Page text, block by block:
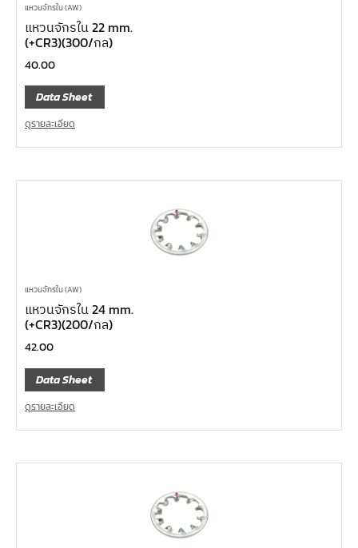
แหวนจักรใน (AW)
แหวนจักรใน 22 mm.
(+CR3)(300/กล)
40.00
Data Sheet
ดูรายละเอียด
แหวนจักรใน (AW)
แหวนจักรใน 24 mm.
(+CR3)(200/กล)
42.00
Data Sheet
ดูรายละเอียด